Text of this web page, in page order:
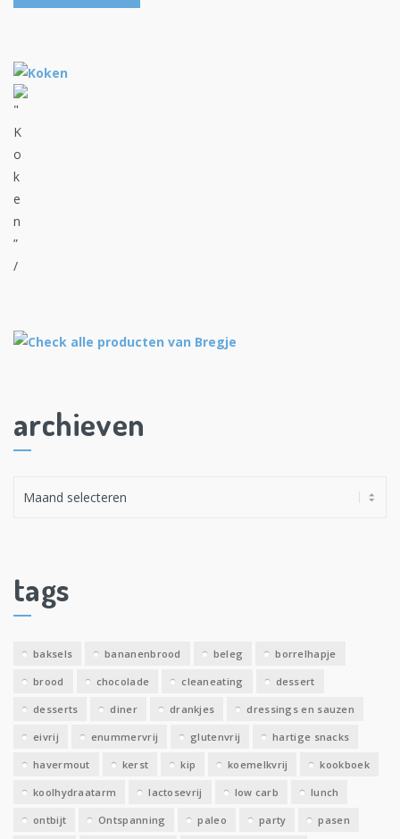
archieven
e
v
tags
baksels bananenbrood beleg borrelhapje
brood chocolade cleaneating dessert
desserts diner drankjes dressings en sauzen
eivrij enummervrij glutenvrij hartige snacks
havermout kerst kip koemelkvrij kookboek
koolhydraatarm lactosevrij low carb lunch
ontbijt Ontspanning paleo party pasen